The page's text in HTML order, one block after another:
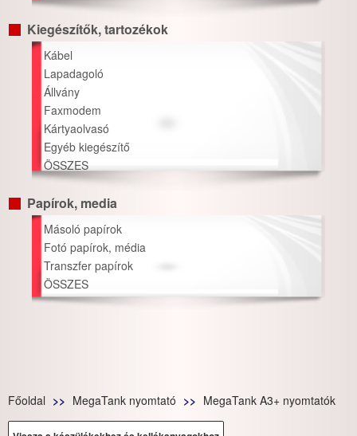
Kiegészítők, tartozékok
Kábel
Lapadagoló
Állvány
Faxmodem
Kártyaolvasó
Egyéb kiegészítő
ÖSSZES
Papírok, media
Másoló papírok
Fotó papírok, média
Transzfer papírok
ÖSSZES
Főoldal MegaTank nyomtató MegaTank A3+ nyomtatók